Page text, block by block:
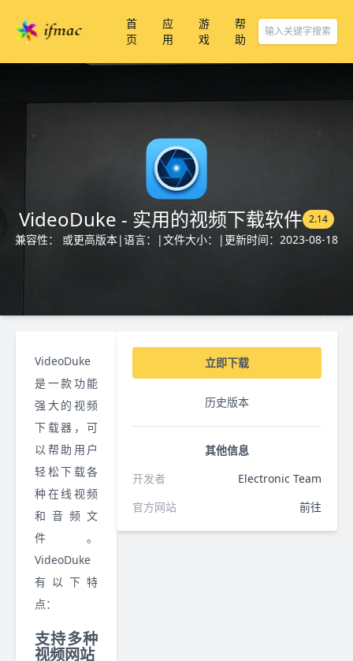
首
页
应
用
游
戏
帮
助
VideoDuke - 实用的视频下载软件 2.14
兼容性： 或更高版本|语言： |文件大小： | 更新时间：2023-08-18
VideoDuke
是一款功能
强大的视频
下载器，可
以帮助用户
轻松下载各
种在线视频
和音频文
件。
VideoDuke
有以下特
点：
支持多种
视频网站
立即下载
历史版本
其他信息
开发者
Electronic Team
官方网站
前往